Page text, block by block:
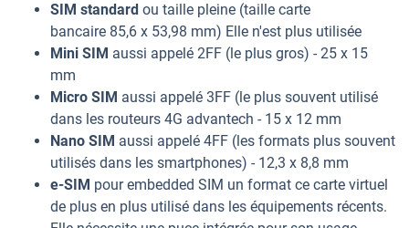
SIM standard ou taille pleine (taille carte
bancaire 85,6 x 53,98 mm) Elle n'est plus utilisée
Mini SIM aussi appelé 2FF (le plus gros) - 25 x 15
mm
Micro SIM aussi appelé 3FF (le plus souvent utilisé
dans les routeurs 4G advantech - 15 x 12 mm
Nano SIM aussi appelé 4FF (les formats plus souvent
utilisés dans les smartphones) - 12,3 x 8,8 mm
e-SIM pour embedded SIM un format ce carte virtuel
de plus en plus utilisé dans les équipements récents.